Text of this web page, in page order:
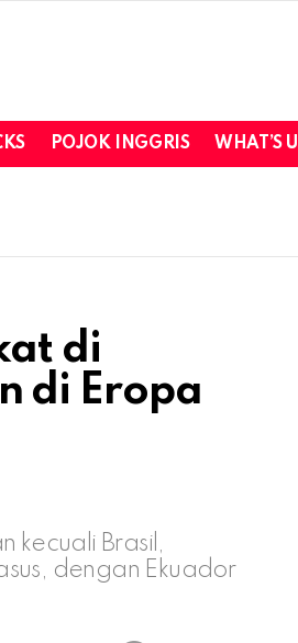
POJOK INGGRIS WHAT’S
di
di Eropa
kecuali Brasil,
dengan Ekuador